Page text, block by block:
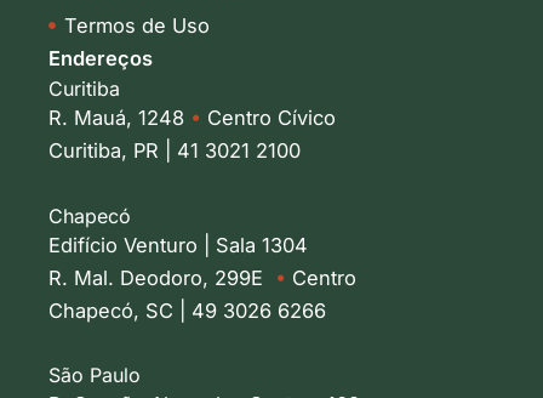
Termos de Uso
Endereços
Curitiba
R. Mauá, 1248 • Centro Cívico
Curitiba, PR | 41 3021 2100
Chapecó
Edifício Venturo | Sala 1304
R. Mal. Deodoro, 299E • Centro
Chapecó, SC | 49 3026 6266
São Paulo